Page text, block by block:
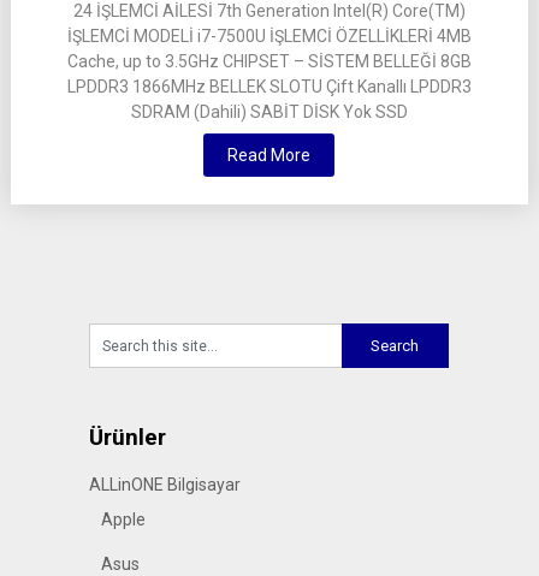
24 İŞLEMCİ AİLESİ 7th Generation Intel(R) Core(TM)
İŞLEMCİ MODELİ i7-7500U İŞLEMCİ ÖZELLİKLERİ 4MB
Cache, up to 3.5GHz CHIPSET – SİSTEM BELLEĞİ 8GB
LPDDR3 1866MHz BELLEK SLOTU Çift Kanallı LPDDR3
SDRAM (Dahili) SABİT DİSK Yok SSD
Read More
Ürünler
ALLinONE Bilgisayar
Apple
Asus